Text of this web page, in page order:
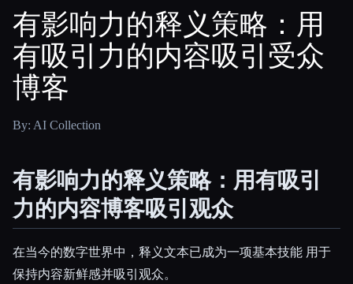
💻开发者 📈 营销
🎓学生 🎬 创作者
比较工具
关于
有影响力的释义策略：用
有吸引力的内容吸引受众
博客
By: AI Collection
有影响力的释义策略：用有吸引
力的内容博客吸引观众
在当今的数字世界中，释义文本已成为一项基本技能 用于
保持内容新鲜感并吸引观众。